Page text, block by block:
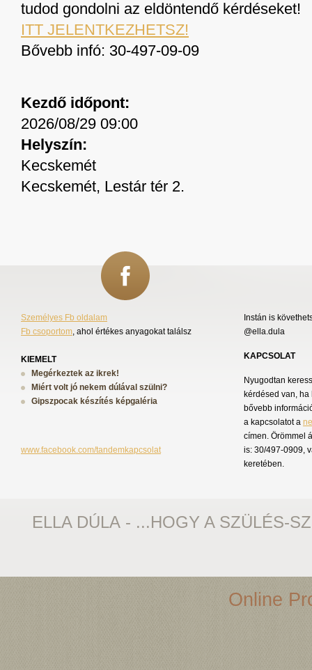
tudod gondolni az eldöntendő kérdéseket!
ITT JELENTKEZHETSZ!
Bővebb infó: 30-497-09-09
Kezdő időpont:
2026/08/29 09:00
Helyszín:
Kecskemét
Kecskemét, Lestár tér 2.
Személyes Fb oldalam
Fb csoportom, ahol értékes anyagokat találsz
KIEMELT
Megérkeztek az ikrek!
Miért volt jó nekem dúlával szülni?
Gipszpocak készítés képgaléria
www.facebook.com/tandemkapcsolat
Instán is
@ella.dula
KAPCSOLAT
Nyugodtan
kérdésed van,
bővebb
a kapcsolatot a
címen. Örömmel
is: 30/497-0909,
keretében.
ELLA DÚLA - ...HOGY A SZÜLÉS-
Online